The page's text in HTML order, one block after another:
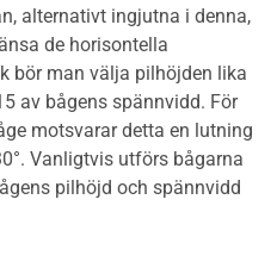
alternativt ingjutna i denna,
de horisontella
bör man välja pilhöjden lika
av bågens spännvidd. För
motsvarar detta en lutning
Vanligtvis utförs bågarna
pilhöjd och spännvidd